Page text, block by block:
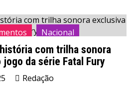
Nacional
com trilha sonora
da série Fatal Fury
Redação